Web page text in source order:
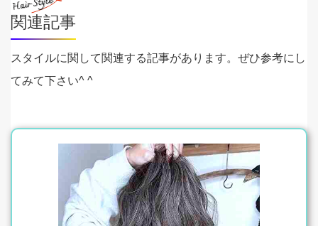
関連記事
スタイルに関して関連する記事があります。ぜひ参考にし
てみて下さい^ ^